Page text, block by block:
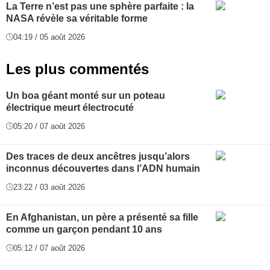
La Terre n’est pas une sphère parfaite : la
NASA révèle sa véritable forme
04:19 / 05 août 2026
Les plus commentés
Un boa géant monté sur un poteau
électrique meurt électrocuté
05:20 / 07 août 2026
Des traces de deux ancêtres jusqu’alors
inconnus découvertes dans l’ADN humain
23:22 / 03 août 2026
En Afghanistan, un père a présenté sa fille
comme un garçon pendant 10 ans
05:12 / 07 août 2026